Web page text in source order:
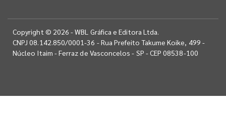
Copyright © 2026 - WBL Gráfica e Editora Ltda.
CNPJ 08.142.850/0001-36 - Rua Prefeito Takume Koike, 499 -
Núcleo Itaim - Ferraz de Vasconcelos - SP - CEP 08538-100